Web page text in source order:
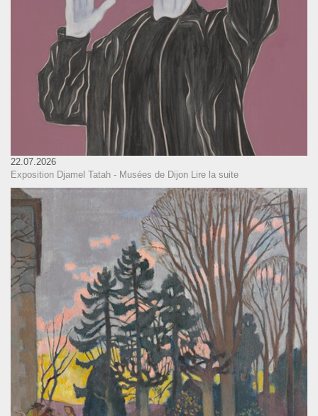
22.07.2026
Exposition Djamel Tatah - Musées de Dijon Lire la suite